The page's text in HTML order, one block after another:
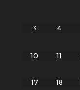
3 4
10 11
17 18